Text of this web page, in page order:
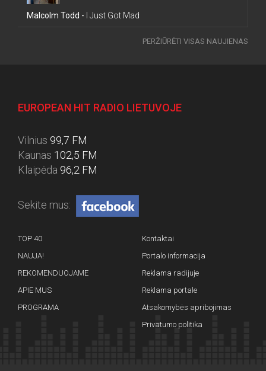
Malcolm Todd - I Just Got Mad
PERŽIŪRĖTI VISAS NAUJIENAS
EUROPEAN HIT RADIO LIETUVOJE
Vilnius 99,7 FM
Kaunas 102,5 FM
Klaipėda 96,2 FM
Sekite mus:
TOP 40
NAUJA!
REKOMENDUOJAME
APIE MUS
PROGRAMA
Kontaktai
Portalo informacija
Reklama radijuje
Reklama portale
Atsakomybės apribojimas
Privatumo politika